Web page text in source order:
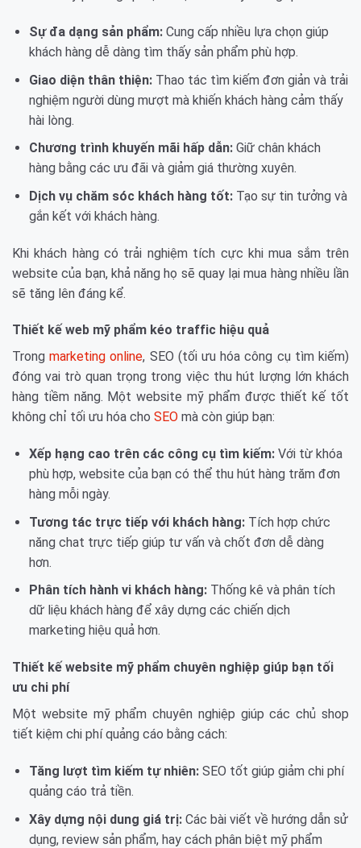
Sự đa dạng sản phẩm:Cung cấp nhiều lựa chọn giúp
khách hàng dễ dàng tìm thấy sản phẩm phù hợp.
Giao diện thân thiện:Thao tác tìm kiếm đơn giản và trải
nghiệm người dùng mượt mà khiến khách hàng cảm thấy
hài lòng.
Chương trình khuyến mãi hấp dẫn:Giữ chân khách
hàng bằng các ưu đãi và giảm giá thường xuyên.
Dịch vụ chăm sóc khách hàng tốt:Tạo sự tin tưởng và
gắn kết với khách hàng.
Khi khách hàng có trải nghiệm tích cực khi mua sắm trên
website của bạn, khả năng họ sẽ quay lại mua hàng nhiều lần
sẽ tăng lên đáng kể.
Thiết kế web mỹ phẩm kéo traffic hiệu quả
Trongmarketing online, SEO (tối ưu hóa công cụ tìm kiếm)
đóng vai trò quan trọng trong việc thu hút lượng lớn khách
hàng tiềm năng. Một website mỹ phẩm được thiết kế tốt
không chỉ tối ưu hóa cho SEO mà còn giúp bạn:
Xếp hạng cao trên các công cụ tìm kiếm:Với từ khóa
phù hợp, website của bạn có thể thu hút hàng trăm đơn
hàng mỗi ngày.
Tương tác trực tiếp với khách hàng:Tích hợp chức
năng chat trực tiếp giúp tư vấn và chốt đơn dễ dàng
hơn.
Phân tích hành vi khách hàng:Thống kê và phân tích
dữ liệu khách hàng để xây dựng các chiến dịch
marketing hiệu quả hơn.
Thiết kế website mỹ phẩm chuyên nghiệp giúp bạn tối
ưu chi phí
Một website mỹ phẩm chuyên nghiệp giúp các chủ shop
tiết kiệm chi phí quảng cáo bằng cách:
Tăng lượt tìm kiếm tự nhiên:SEO tốt giúp giảm chi phí
quảng cáo trả tiền.
Xây dựng nội dung giá trị:Các bài viết về hướng dẫn sử
dụng, review sản phẩm, hay cách phân biệt mỹ phẩm